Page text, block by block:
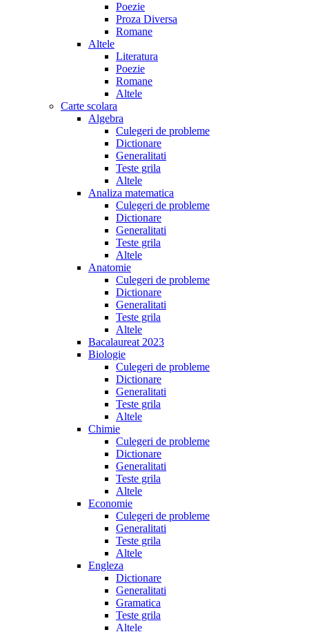
Poezie
Proza Diversa
Romane
Altele
Literatura
Poezie
Romane
Altele
Carte scolara
Algebra
Culegeri de probleme
Dictionare
Generalitati
Teste grila
Altele
Analiza matematica
Culegeri de probleme
Dictionare
Generalitati
Teste grila
Altele
Anatomie
Culegeri de probleme
Dictionare
Generalitati
Teste grila
Altele
Bacalaureat 2023
Biologie
Culegeri de probleme
Dictionare
Generalitati
Teste grila
Altele
Chimie
Culegeri de probleme
Dictionare
Generalitati
Teste grila
Altele
Economie
Culegeri de probleme
Generalitati
Teste grila
Altele
Engleza
Dictionare
Generalitati
Gramatica
Teste grila
Altele